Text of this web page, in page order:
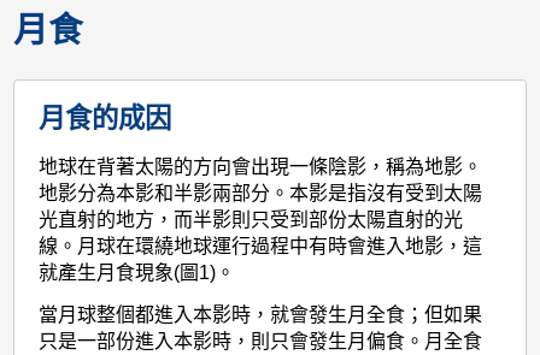
月食
月食的成因
地球在背著太陽的方向會出現一條陰影，稱為地影。
地影分為本影和半影兩部分。本影是指沒有受到太陽
光直射的地方，而半影則只受到部份太陽直射的光
線。月球在環繞地球運行過程中有時會進入地影，這
就產生月食現象(圖1)。
當月球整個都進入本影時，就會發生月全食；但如果
只是一部份進入本影時，則只會發生月偏食。月全食